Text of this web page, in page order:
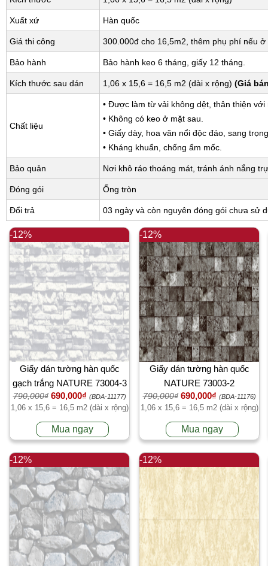
Xuất xứ Hàn quốc
Giá thi công 300.000đ cho 16,5m2, thêm phụ phí nếu
Bảo hành Bảo hành keo 6 tháng, giấy 12 tháng.
Kích thước sau dán 1,06 x 15,6 = 16,5 m2 (dài x rộng) (Giá
Chất liệu
• Được làm từ vải không dệt, thân thiện
• Không có keo ở mặt sau.
• Giấy dày, hoa văn nổi độc đáo, sang
• Kháng khuẩn, chống ẩm mốc.
Bảo quản Nơi khô ráo thoáng mát, tránh ánh nắng
Đóng gói Ống tròn
Đổi trả 03 ngày và còn nguyên đóng gói chưa sử
-12%
Giấy dán tường hàn quốc
gạch trắng NATURE 73004-3
790,000₫ 690,000₫ (BDA-11177)
1,06 x 15,6 = 16,5 m2 (dài x rộng)
Mua ngay
-12%
Giấy dán tường hàn quốc
NATURE 73003-2
790,000₫ 690,000₫ (BDA-11176)
1,06 x 15,6 = 16,5 m2 (dài x rộng)
Mua ngay
-12% -12%